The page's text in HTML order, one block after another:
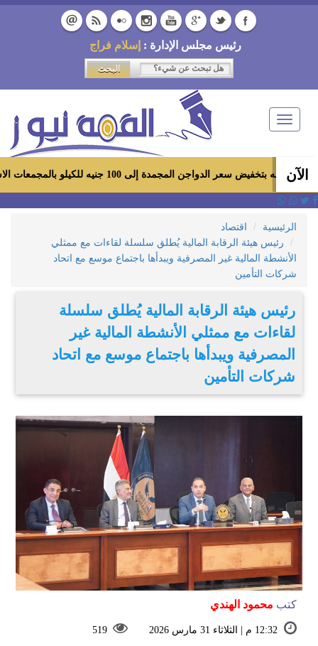
رئيس مجلس الإدارة : إسلام فراج
Toggle
navigation
الآن
المجمدة إلى 100 جنيه للكيلو بالمجمعات الاستهلاكية ومعارض «أهلاً رمضان»
الرئيسية
اقتصاد
رئيس هيئة الرقابة المالية يُطلق سلسلة لقاءات مع ممثلي
الأنشطة المالية غير المصرفية ويبدأها باجتماع موسع مع اتحاد
شركات التأمين
رئيس هيئة الرقابة المالية يُطلق سلسلة
لقاءات مع ممثلي الأنشطة المالية غير
المصرفية ويبدأها باجتماع موسع مع اتحاد
شركات التأمين
كتب محمود الهندي
12:32 م | الثلاثاء 31 مارس 2026 519